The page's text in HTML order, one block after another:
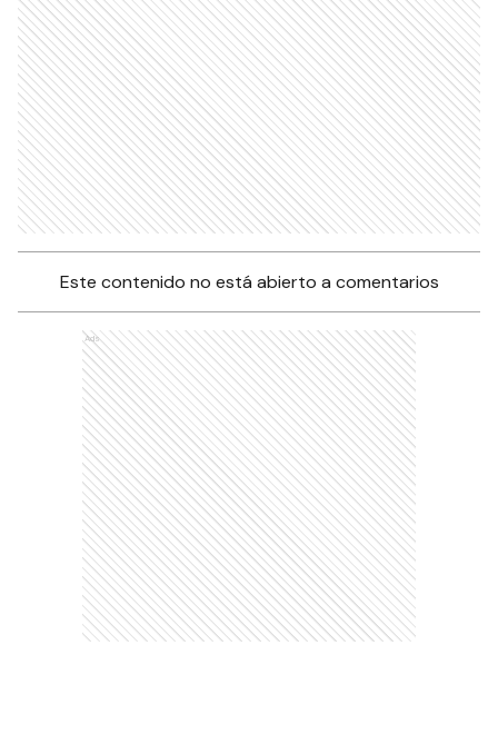
Este contenido no está abierto a comentarios
Ads